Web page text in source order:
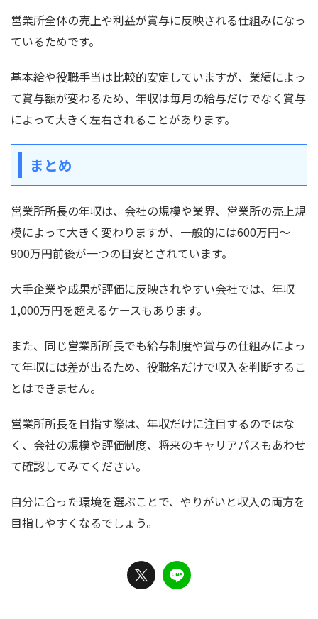
営業所全体の売上や利益が賞与に反映される仕組みになっ
ているためです。
基本給や役職手当は比較的安定していますが、業績によっ
て賞与額が変わるため、年収は毎月の給与だけでなく賞与
によって大きく左右されることがあります。
まとめ
営業所所長の年収は、会社の規模や業界、営業所の売上規
模によって大きく変わりますが、一般的には600万円〜
900万円前後が一つの目安とされています。
大手企業や成果が評価に反映されやすい会社では、年収
1,000万円を超えるケースもあります。
また、同じ営業所所長でも給与制度や賞与の仕組みによっ
て年収には差が出るため、役職名だけで収入を判断するこ
とはできません。
営業所所長を目指す際は、年収だけに注目するのではな
く、会社の規模や評価制度、将来のキャリアパスもあわせ
て確認してみてください。
自分に合った環境を選ぶことで、やりがいと収入の両方を
目指しやすくなるでしょう。